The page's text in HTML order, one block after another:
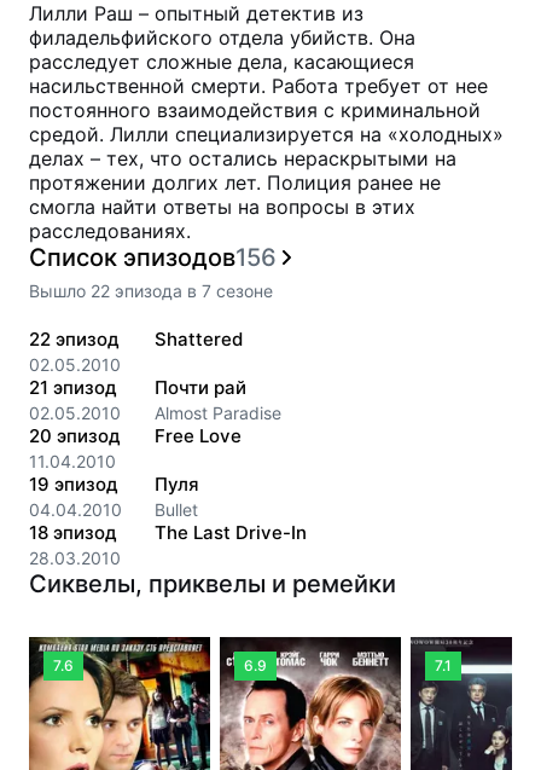
Лилли Раш – опытный детектив из
филадельфийского отдела убийств. Она
расследует сложные дела, касающиеся
насильственной смерти. Работа требует от нее
постоянного взаимодействия с криминальной
средой. Лилли специализируется на «холодных»
делах – тех, что остались нераскрытыми на
протяжении долгих лет. Полиция ранее не
смогла найти ответы на вопросы в этих
расследованиях.
Список эпизодов156
Вышло 22 эпизода в 7 сезоне
22 эпизод
02.05.2010
Shattered
21 эпизод
02.05.2010
Почти рай
Almost Paradise
20 эпизод
11.04.2010
Free Love
19 эпизод
04.04.2010
Пуля
Bullet
18 эпизод
28.03.2010
The Last Drive-In
Сиквелы, приквелы и ремейки
7.6 6.9 7.1